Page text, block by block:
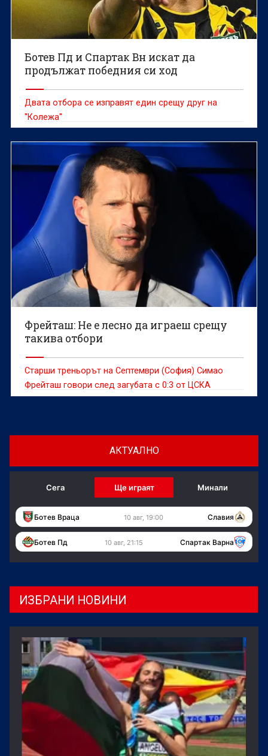
Ботев Пд и Спартак Вн искат да
продължат победния си ход
Двата отбора се изправят един срещу друг на
"Колежа"
Фрейташ: Не е лесно да играеш срещу
такива отбори
Старши треньорът на Септември (София) Симао
Фрейташ говори след загубата с 0:3 от ЦСКА
АКТУАЛНО
Сега Ще играят Минали
Ботев Враца 10 авг, 19:00 Славия
Ботев Пд 10 авг, 21:15 Спартак Варна
ИЗБРАНИ НОВИНИ